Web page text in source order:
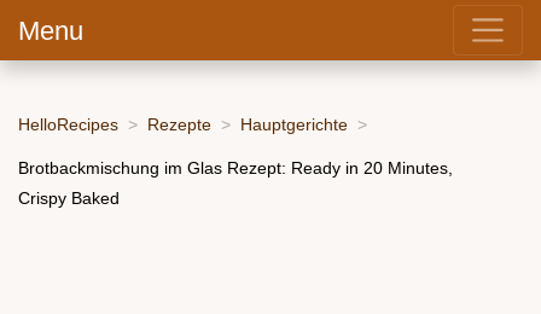
Menu
HelloRecipes Rezepte Hauptgerichte
Brotbackmischung im Glas Rezept: Ready in 20 Minutes,
Crispy Baked